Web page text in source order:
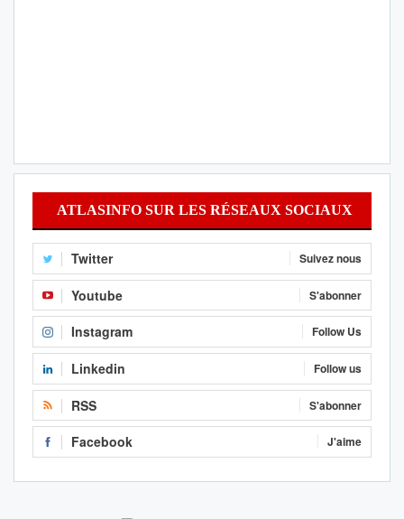
ATLASINFO SUR LES RÉSEAUX SOCIAUX
Twitter Suivez nous
Youtube S'abonner
Instagram Follow Us
Linkedin Follow us
RSS S'abonner
Facebook J'aime